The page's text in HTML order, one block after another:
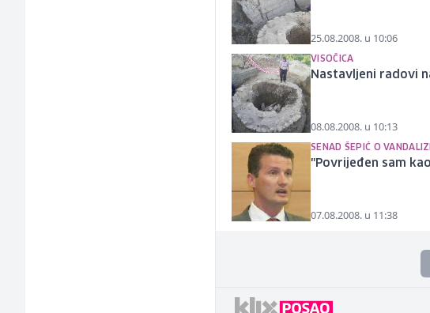
25.08.2008. u 10:06
VISOČICA
Nastavljeni radovi
08.08.2008. u 10:13
SENAD ŠEPIĆ O
"Povrijeđen sam
07.08.2008. u 11:38